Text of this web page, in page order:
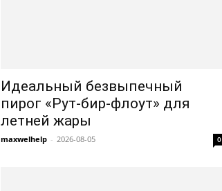
Идеальный безвыпечный
пирог «Рут-бир-флоут» для
летней жары
maxwelhelp - 2026-08-05 0